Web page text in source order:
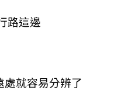
路這邊
處就容易分辨了